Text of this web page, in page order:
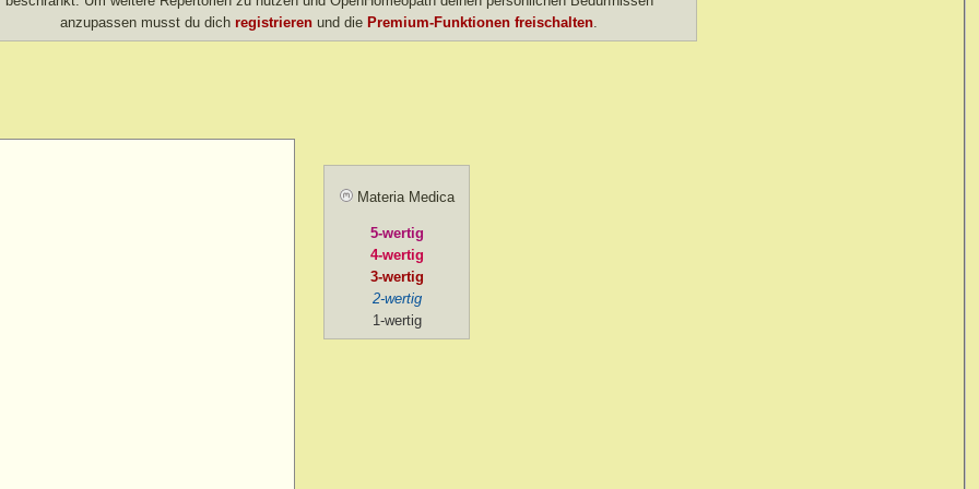
forenoon
> forenoon
forenoon > 10 a.m.
anzupassen musst du dich registrieren und die Premium-Funktionen freischalten
Materia Medica
5-wertig
4-wertig
3-wertig
2-wertig
1-wertig